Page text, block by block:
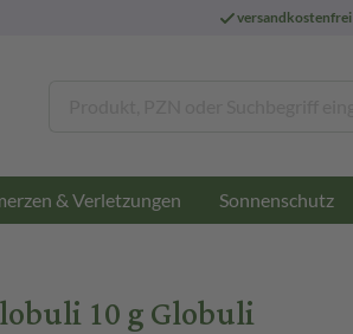
versandkostenfrei
& Verletzungen Sonnenschutz
10 g Globuli